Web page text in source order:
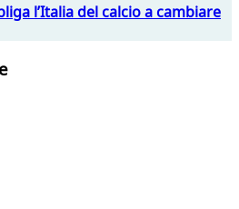
l’Italia del calcio a cambiare